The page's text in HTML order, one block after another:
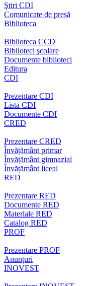
Ştiri CDI
Comunicate de presă
Biblioteca
Biblioteca CCD
Biblioteci şcolare
Documente biblioteci
Editura
CDI
Prezentare CDI
Lista CDI
Documente CDI
CRED
Prezentare CRED
Învățământ primar
Învățământ gimnazial
Învățământ liceal
RED
Prezentare RED
Documente RED
Materiale RED
Catalog RED
PROF
Prezentare PROF
Anunțuri
INOVEST